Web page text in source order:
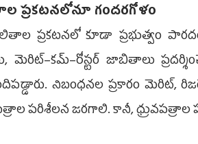
ప్రకటనలోనూ గందరగోళం
ప్రకటనలో కూడా ప్రభుత్వం
మెరిట్‌–కమ్‌–రోస్టర్‌ జాబితాలు
నిబంధనల ప్రకారం మెరిట్,
పరిశీలన జరగాలి. కానీ, ధ్రువపత్రాల